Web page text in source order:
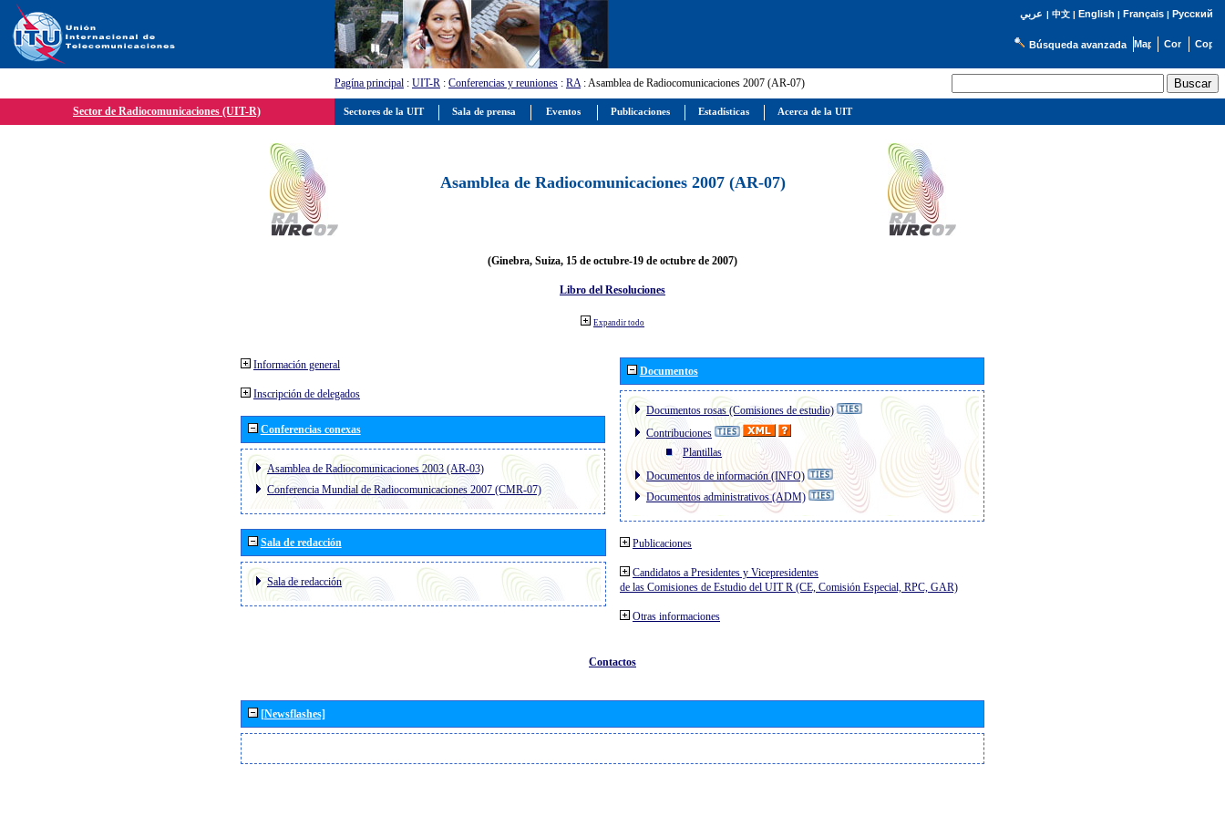
عربي | 中文| English | Français| Русский
Búsqueda avanzada
Pagína principal : UIT-R : Conferencias y reuniones : RA: Asamblea de Radiocomunicaciones 2007 (AR-07)
Sector de Radiocomunicaciones (UIT-R)
Asamblea de Radiocomunicaciones 2007 (AR-07)
(Ginebra, Suiza, 15 de octubre-19 de octubre de 2007)
Libro del Resoluciones
Expandir todo
Información general
Inscripción de delegados
Conferencias conexas
Asamblea de Radiocomunicaciones 2003 (AR-03)
Conferencia Mundial de Radiocomunicaciones 2007 (CMR-07)
Sala de redacción
Sala de redacción
Documentos
Documentos rosas (Comisiones de estudio)
Contribuciones
Plantillas
Documentos de información (INFO)
Documentos administrativos (ADM)
Publicaciones
Candidatos a Presidentes y Vicepresidentes
de las Comisiones de Estudio del UIT R (CE, Comisión Especial, RPC, GAR)
Otras informaciones
Contactos
[Newsflashes]
Sectores de la UIT Sala de prensa Eventos Publicaciones Estadísticas Acerca de la UIT